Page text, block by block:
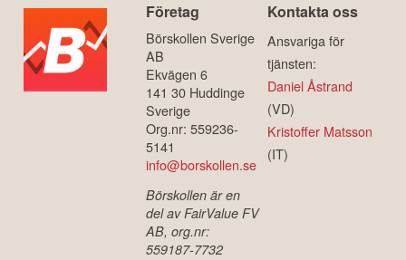
Företag
Börskollen Sverige
AB
Ekvägen 6
141 30 Huddinge
Sverige
Org.nr: 559236-
5141
info@borskollen.se
Börskollen är en
del av FairValue FV
AB, org.nr:
559187-7732
Kontakta oss
Ansvariga för
tjänsten:
Daniel Åstrand
(VD)
Kristoffer Matsson
(IT)